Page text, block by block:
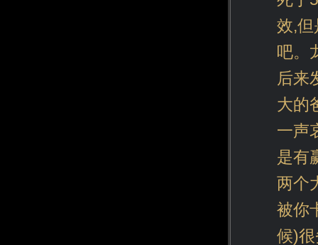
效,但
吧。
后来
大的
一声
是有
两个
被你
候)